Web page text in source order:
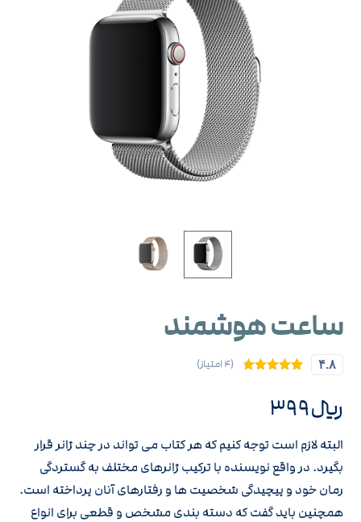
ساعت هوشمند
۴.۸
در
امتیازدهی
(۴ امتیاز)
﷼۳۹۹
البته لازم است توجه کنیم که هر کتاب می تواند در چند ژانر قرار
بگیرد. در واقع نویسنده با ترکیب ژانرهای مختلف به گستردگی
رمان خود و پیچیدگی شخصیت ها و رفتارهای آنان پرداخته است.
همچنین باید گفت که دسته بندی مشخص و قطعی برای انواع